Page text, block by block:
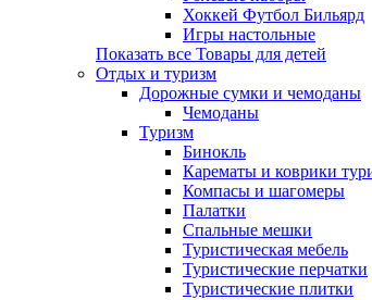
Хоккей Футбол Бильярд
Игры настольные
Показать все Товары для детей
Отдых и туризм
Дорожные сумки и чемоданы
Чемоданы
Туризм
Бинокль
Карематы и коврики
Компасы и шагомеры
Палатки
Спальные мешки
Туристическая мебель
Туристические перчатки
Туристические плитки